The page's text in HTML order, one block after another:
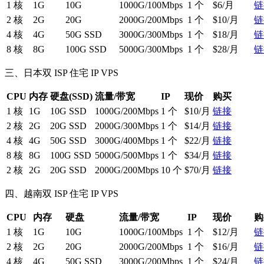
1 核 1G 10G 1000G/100Mbps 1 个 $6/月
2 核
2G 20G 2000G/200Mbps 1 个 $10/月
4 核
4G 50G SSD 3000G/300Mbps 1 个 $18/月
8 核
8G 100G SSD 5000G/300Mbps 1 个 $28/月
三、日本双 ISP 住宅 IP VPS
CPU 内存 硬盘(SSD) 流量/带宽 IP 现价
购买
1 核
1G 10G SSD 1000G/200Mbps 1 个 $10/月 链接
2 核
2G 20G SSD 2000G/300Mbps 1 个 $14/月 链接
4 核 4G 50G SSD 3000G/400Mbps 1 个 $22/月 链接
8 核 8G 100G SSD 5000G/500Mbps 1 个 $34/月 链接
2 核
2G 20G SSD 2000G/200Mbps 10 个 $70/月 链接
四、越南双 ISP 住宅 IP VPS
CPU 内存 硬盘 流量/带宽 IP 现价
1 核
1G 10G 1000G/100Mbps 1 个 $12/月
2 核
2G 20G 2000G/200Mbps 1 个 $16/月
4 核
4G 50G SSD 3000G/200Mbps 1 个 $24/月